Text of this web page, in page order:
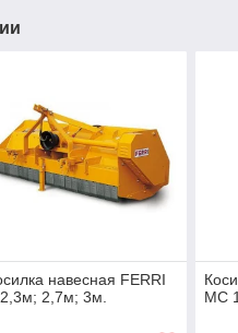
навесная FERRI
2,7м; 3м.
MC